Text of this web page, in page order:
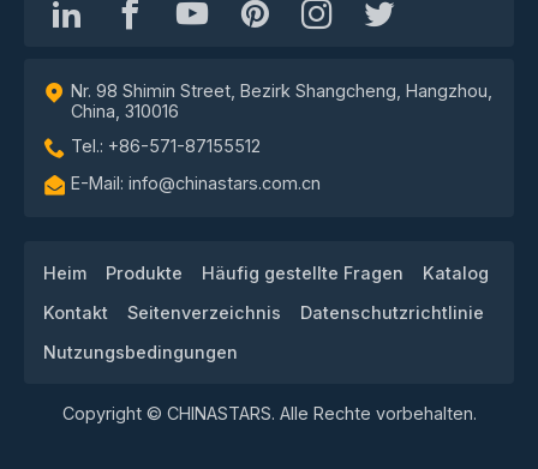
Nr. 98 Shimin Street, Bezirk Shangcheng, Hangzhou,
China, 310016
Tel.: +86-571-87155512
E-Mail: info@chinastars.com.cn
Heim Produkte Häufig gestellte Fragen
Katalog
Kontakt
Seitenverzeichnis
Datenschutzrichtlinie
Nutzungsbedingungen
Copyright © CHINASTARS. Alle Rechte vorbehalten.